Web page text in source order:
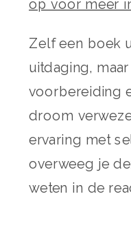
op voor meer
Zelf een boek
uitdaging,
voorbereiding
droom
ervaring met
overweeg je
weten in de